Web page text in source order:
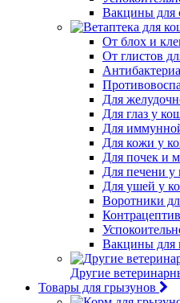
Вакцины для
От блох и
От глистов
Для
Для глаз у
Для
Для кожи у
Для почек и
Для печени у
Для ушей у
Воротники
Вакцины для
Другие
Товары для грызунов